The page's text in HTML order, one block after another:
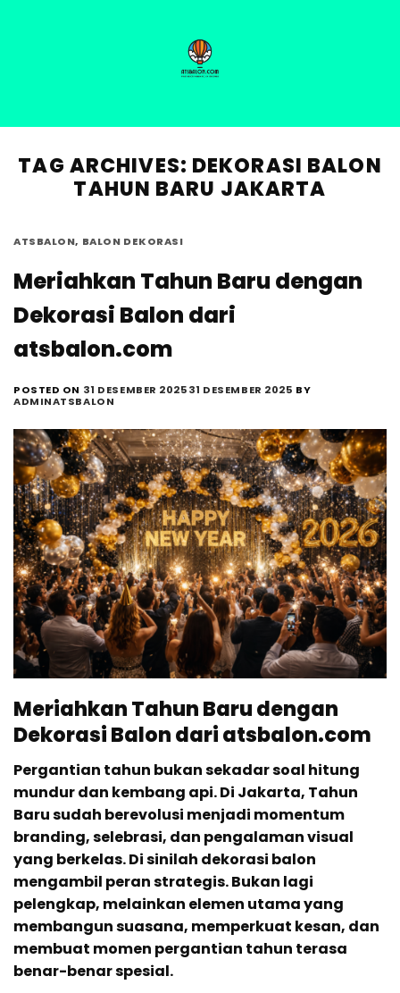
TAG ARCHIVES: DEKORASI BALON
TAHUN BARU JAKARTA
ATSBALON, BALON DEKORASI
Meriahkan Tahun Baru dengan
Dekorasi Balon dari
atsbalon.com
POSTED ON 31 DESEMBER 202531 DESEMBER 2025 BY
ADMINATSBALON
Meriahkan Tahun Baru dengan
Dekorasi Balon dari atsbalon.com
Pergantian tahun bukan sekadar soal hitung
mundur dan kembang api. Di Jakarta, Tahun
Baru sudah berevolusi menjadi momentum
branding, selebrasi, dan pengalaman visual
yang berkelas. Di sinilah dekorasi balon
mengambil peran strategis. Bukan lagi
pelengkap, melainkan elemen utama yang
membangun suasana, memperkuat kesan, dan
membuat momen pergantian tahun terasa
benar-benar spesial.